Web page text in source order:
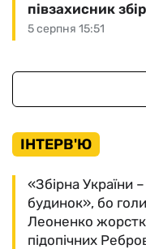
5 серпня 15:51
півзахисник
ІНТЕРВ'Ю
«Збірна України
будинок», бо
Леоненко
підопічних